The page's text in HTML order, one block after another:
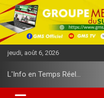
l
l
e
r
o
jeudi, août 6, 2026
L'Info en Temps Réel…